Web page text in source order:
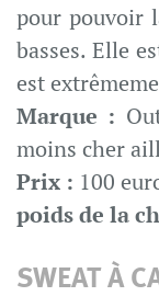
pour pouvoir
basses. Elle
est
Marque :
moins cher
Prix : 100
poids de la
SWEAT À